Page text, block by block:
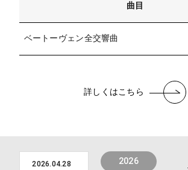
曲目
ベートーヴェン全交響曲
詳しくはこちら
2026.04.28
2026